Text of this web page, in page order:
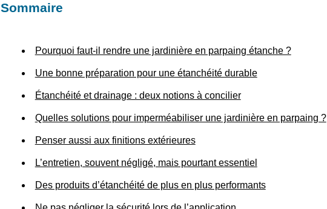
Sommaire
Pourquoi faut-il rendre une jardinière en parpaing étanche ?
Une bonne préparation pour une étanchéité durable
Étanchéité et drainage : deux notions à concilier
Quelles solutions pour imperméabiliser une jardinière en parpaing ?
Penser aussi aux finitions extérieures
L’entretien, souvent négligé, mais pourtant essentiel
Des produits d’étanchéité de plus en plus performants